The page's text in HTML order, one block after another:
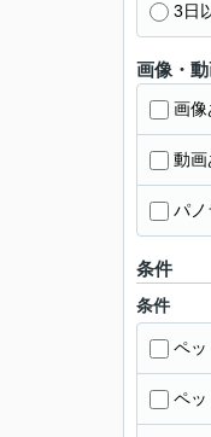
3日
画像・動
画像
動画
パノ
条件
条件
ペッ
ペッ